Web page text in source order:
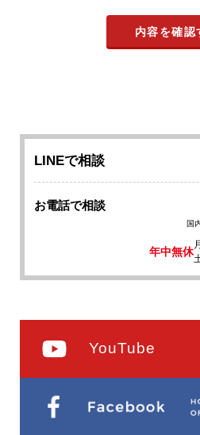
LINEで相談
お電話で相談
国
年中無休
YouTube